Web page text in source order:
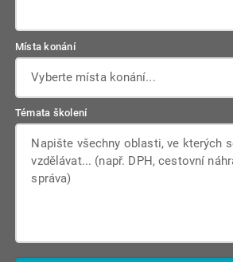
Místa konání
Vyberte místa konání...
Témata školení